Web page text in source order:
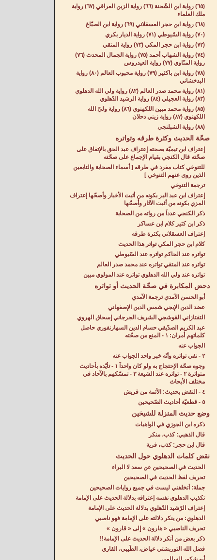
(٦٥) رواية ابن الشّحنة (٦٦) رواية الزين العراقي (٦٧) رواية
ملك العلماء
(٦٨) رواية ابن حجر العسقلاني (٦٩) رواية ابن الصبّاغ
(٧٠) رواية السّيوطي (٧١) رواية الديار بكري
(٧٢) رواية ابن حجر المكي (٧٣) رواية المتقي
(٧٤) رواية الشهاب أحمد (٧٥) رواية الجمال المحدث (٧٦)
رواية المنّاوي (٧٧) رواية العيدروس
(٧٨) رواية ابن باكثير (٧٩) رواية محبوب العالم (٨٠) رواية
البدخشاني
(٨١) رواية محمد صدر العالم (٨٢) رواية ولي الله الدهلوي
(٨٣) رواية العجيلي (٨٤) رواية الرشيد الدّهلوي
(٨٥) رواية محمد مبين اللكهنوي (٨٦) رواية وليّ الله
اللكهنوي (٨٧) رواية زيني دحلان
(٨٨) رواية الشبلنجي
صحّة الحديث وكثرة طرقه وتواتره
إعتراف ابن تيميّة بصحته إعتراف عبد الحق بالإتفاق على
صحّته قال الكنجي بقيام الإجماع على صحّته
للتنوخي كتاب مفرد في طرقه [ أسماء الصحابة والتابعين
الذين روى عنهم التنوخي ]
ترجمة التنوخي
إعتراف ابن عبد البر بكونه من أثبت الأخبار وأصحّها إعتراف
المزي بكونه من أثبت الآثار وأصحّها
ذكر الكنجي عدداً من رواته من الصحابة
ذكر ابن كثير كلام ابن عساكر
إعتراف العسقلاني بكثرة طرقه
كلام ابن حجر المكي تواتر هذا الحديث
تواتره عند الحاكم تواتره عند السّيوطي
تواتره عند المتقي تواتره عند محمد صدر العالم
تواتره عند ولي الله الدهلوي تواتره عند المولوي مبين
دحض المكابرة في صحّة الحديث أو تواتره
أبو الحسن الآمدي ترجمة الآمدي
عضد الدين الإيجي شمس الدين الإصفهاني
التفتازاني القوشجي الشريف الجرجاني إسحاق الهروي
عبد الكريم الصدّيقي حسام الدين السهارنفوري حاصل
كلماتهم أمران: ١ - المنع من صحّته
الجواب عنه
٢ - نفي تواتره وأنّه خبر واحد الجواب عنه
وجوه صحّة الإحتجاج به ولو كان واحداً ١ - تأيّده بأحاديث
متواترة ٢ - تواتره عند الشيعة ٣ - تمسّكهم بالآحاد في
مختلف الأبحاث
٤ - النقض بحديث: الأئمة من قريش
٥ - قطعيّة أحاديث الصّحيحين
وضع حديث المنزلة للشيخين
ذكره ابن الجوزي في الواهيات
قال الذهبي: كذب، منكر
قال ابن حجر: كذب، فرية
نقض كلمات الدهلوي حول الحديث
الحديث في الصحيحين عن سعد لا البراء
تحريف لفظ الحديث في الصحيحين
جملة: أتخلفني ليست في جميع روايات الصحيحين
تكذيب الدهلوي نفسه إعترافه بدلالة الحديث على الإمامة
إعتراف الرّشيد الدّهلوي بدلالة الحديث على الإمامة
الدهلوي: من ينكر دلالته على الإمامة فهو ناصبي
تحريف الناصبي « هارون » إلى « قارون »
ذكر بعض من أنكر دلالة الحديث على الإمامة!!
فضل الله التوربشتي عياض، الطّيبي، القاري